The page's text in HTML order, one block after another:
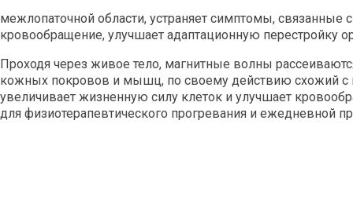
межлопаточной области, устраняет симптомы,
кровообращение, улучшает адаптационную перестройку
Проходя через живое тело, магнитные волны
кожных покровов и мышц, по своему действию схожий с
увеличивает жизненную силу клеток и улучшает
для физиотерапевтического прогревания и ежедневной